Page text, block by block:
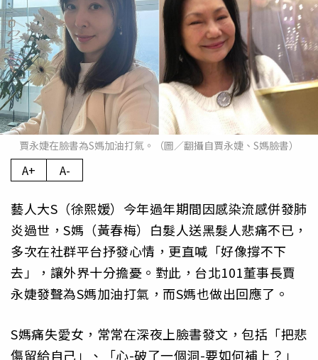
賈永婕在臉書為S媽加油打氣。（圖／翻攝自賈永婕、S媽臉書）
A+ A-
藝人大S（徐熙媛）今年過年期間因感染流感併發肺
炎過世，S媽（黃春梅）白髮人送黑髮人悲痛不已，
多次在社群平台抒發心情，更直喊「好像撐不下
去」，讓外界十分擔憂。對此，台北101董事長賈
永婕發聲為S媽加油打氣，而S媽也做出回應了。
S媽痛失愛女，常常在深夜上臉書發文，包括「把悲
傷留給自己」、「心-破了一個洞-要如何補上？」